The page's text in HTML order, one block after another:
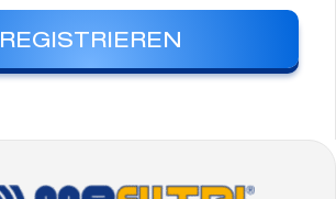
REGISTRIEREN
FOOTER